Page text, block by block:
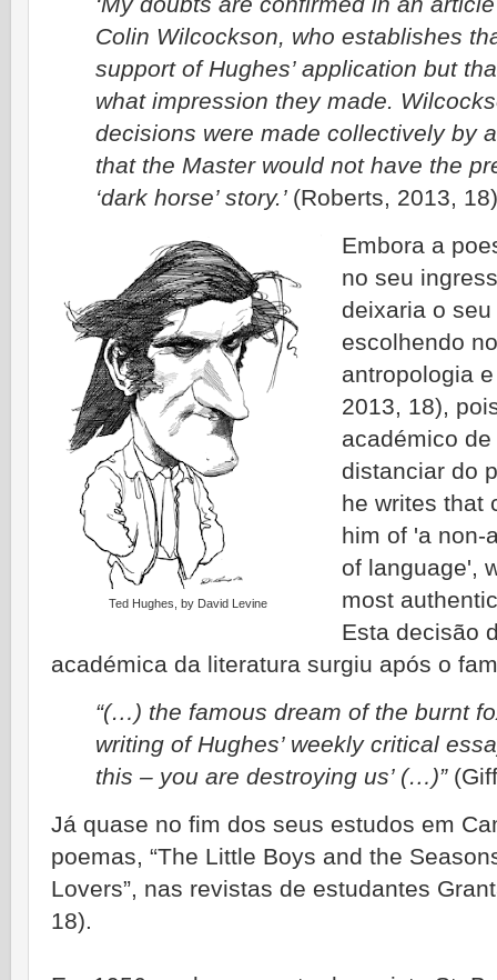
Colin Wilcockson, who establishes
support of Hughes’ application but
what impression they made.
decisions were made collectively by
that the Master would not have the
‘dark horse’ story.’ (Roberts, 2013, 18)
Ted Hughes, by David Levine
Embora a
no seu
deixaria o
escolhendo
antropologia
2013, 18),
académico
distanciar do
he writes that
him of 'a non-
of language',
most
Esta decisão
académica da literatura surgiu após o
“(…) the famous dream of the burnt
writing of Hughes’ weekly critical
this – you are destroying us’ (…)”
Já quase no fim dos seus estudos em
poemas, “The Little Boys and the
Lovers”, nas revistas de estudantes
18).